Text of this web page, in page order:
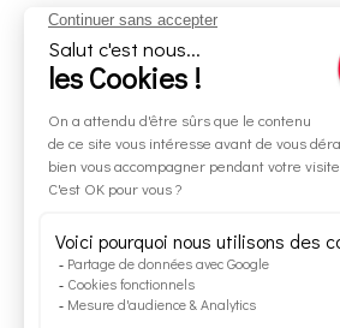
Aides et informations
Retour et remboursement
Moyens de paiement
Nos guides d'achat
Livraison et retrait
Rappels produits
Une question ?
Contactez-nous